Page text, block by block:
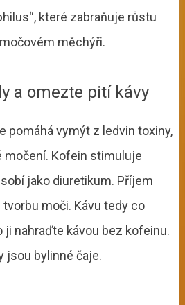
které zabraňuje růstu
měchýři.
a omezte pití kávy
pomáhá vymýt z ledvin toxiny,
Kofein stimuluje
jako diuretikum. Příjem
moči. Kávu tedy co
nahraďte kávou bez kofeinu.
jsou bylinné čaje.